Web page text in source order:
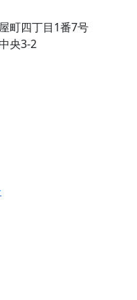
町四丁目1番7号
央3-2